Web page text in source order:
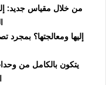
من خلال مقياس جديد:
إليها ومعالجتها؟
يتكون بالكامل من